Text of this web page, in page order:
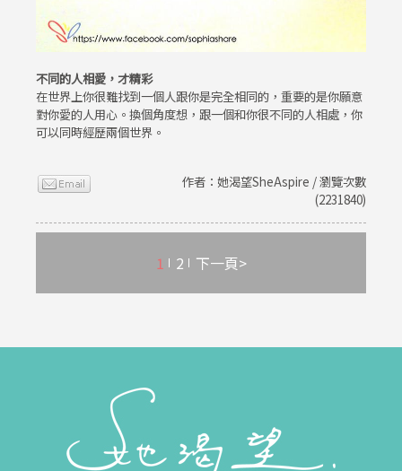
不同的人相愛，才精彩
在世界上你很難找到一個人跟你是完全相同的，重要的是你願意
對你愛的人用心。換個角度想，跟一個和你很不同的人相處，你
可以同時經歷兩個世界。
作者：她渴望SheAspire / 瀏覽次數
(2231840)
1 2 下一頁>